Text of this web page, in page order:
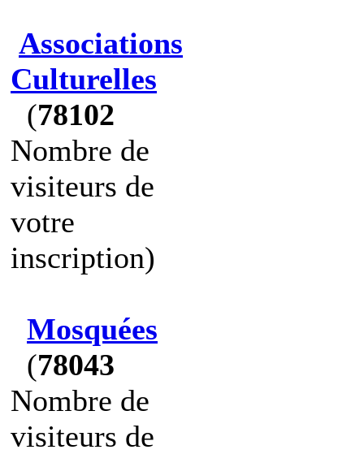
Associations
Culturelles
(78102
Nombre de
visiteurs de
votre
inscription)
Mosquées
(78043
Nombre de
visiteurs de